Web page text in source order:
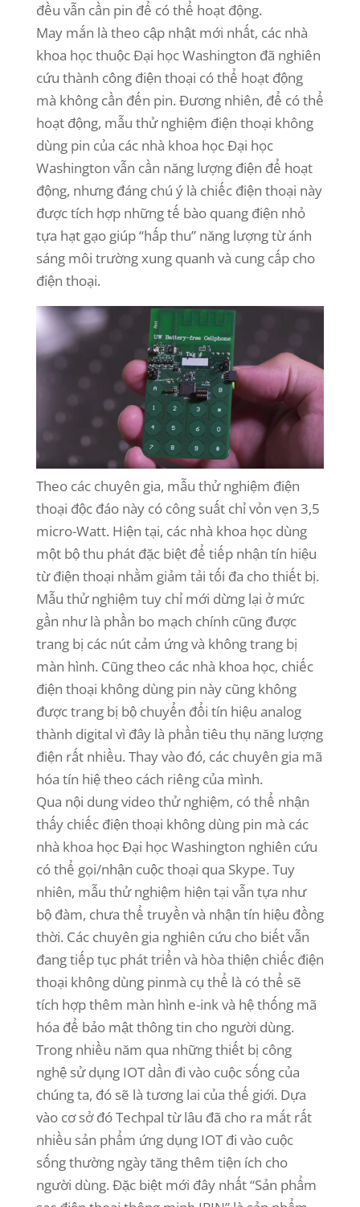
đều vẫn cần pin để có thể hoạt động.
May mắn là theo cập nhật mới nhất, các nhà
khoa học thuộc Đại học Washington đã nghiên
cứu thành công điện thoại có thể hoạt động
mà không cần đến pin. Đương nhiên, để có thể
hoạt động, mẫu thử nghiệm điện thoại không
dùng pin của các nhà khoa học Đại học
Washington vẫn cần năng lượng điện để hoạt
động, nhưng đáng chú ý là chiếc điện thoại này
được tích hợp những tế bào quang điện nhỏ
tựa hạt gạo giúp “hấp thu” năng lượng từ ánh
sáng môi trường xung quanh và cung cấp cho
điện thoại.
Theo các chuyên gia, mẫu thử nghiệm điện
thoại độc đáo này có công suất chỉ vỏn vẹn 3,5
micro-Watt. Hiện tại, các nhà khoa học dùng
một bộ thu phát đặc biệt để tiếp nhận tín hiệu
từ điện thoại nhằm giảm tải tối đa cho thiết bị.
Mẫu thử nghiệm tuy chỉ mới dừng lại ở mức
gần như là phần bo mạch chính cũng được
trang bị các nút cảm ứng và không trang bị
màn hình. Cũng theo các nhà khoa học, chiếc
điện thoại không dùng pin này cũng không
được trang bị bộ chuyển đổi tín hiệu analog
thành digital vì đây là phần tiêu thụ năng lượng
điện rất nhiều. Thay vào đó, các chuyên gia mã
hóa tín hiệ theo cách riêng của mình.
Qua nội dung video thử nghiệm, có thể nhận
thấy chiếc điện thoại không dùng pin mà các
nhà khoa học Đại học Washington nghiên cứu
có thể gọi/nhận cuộc thoại qua Skype. Tuy
nhiên, mẫu thử nghiệm hiện tại vẫn tựa như
bộ đàm, chưa thể truyền và nhận tín hiệu đồng
thời. Các chuyên gia nghiên cứu cho biết vẫn
đang tiếp tục phát triển và hòa thiện chiếc điện
thoại không dùng pinmà cụ thể là có thể sẽ
tích hợp thêm màn hình e-ink và hệ thống mã
hóa để bảo mật thông tin cho người dùng.
Trong nhiều năm qua những thiết bị công
nghệ sử dụng IOT dần đi vào cuộc sống của
chúng ta, đó sẽ là tương lai của thế giới. Dựa
vào cơ sở đó Techpal từ lâu đã cho ra mắt rất
nhiều sản phẩm ứng dụng IOT đi vào cuộc
sống thường ngày tăng thêm tiện ích cho
người dùng. Đặc biệt mới đây nhất “Sản phẩm